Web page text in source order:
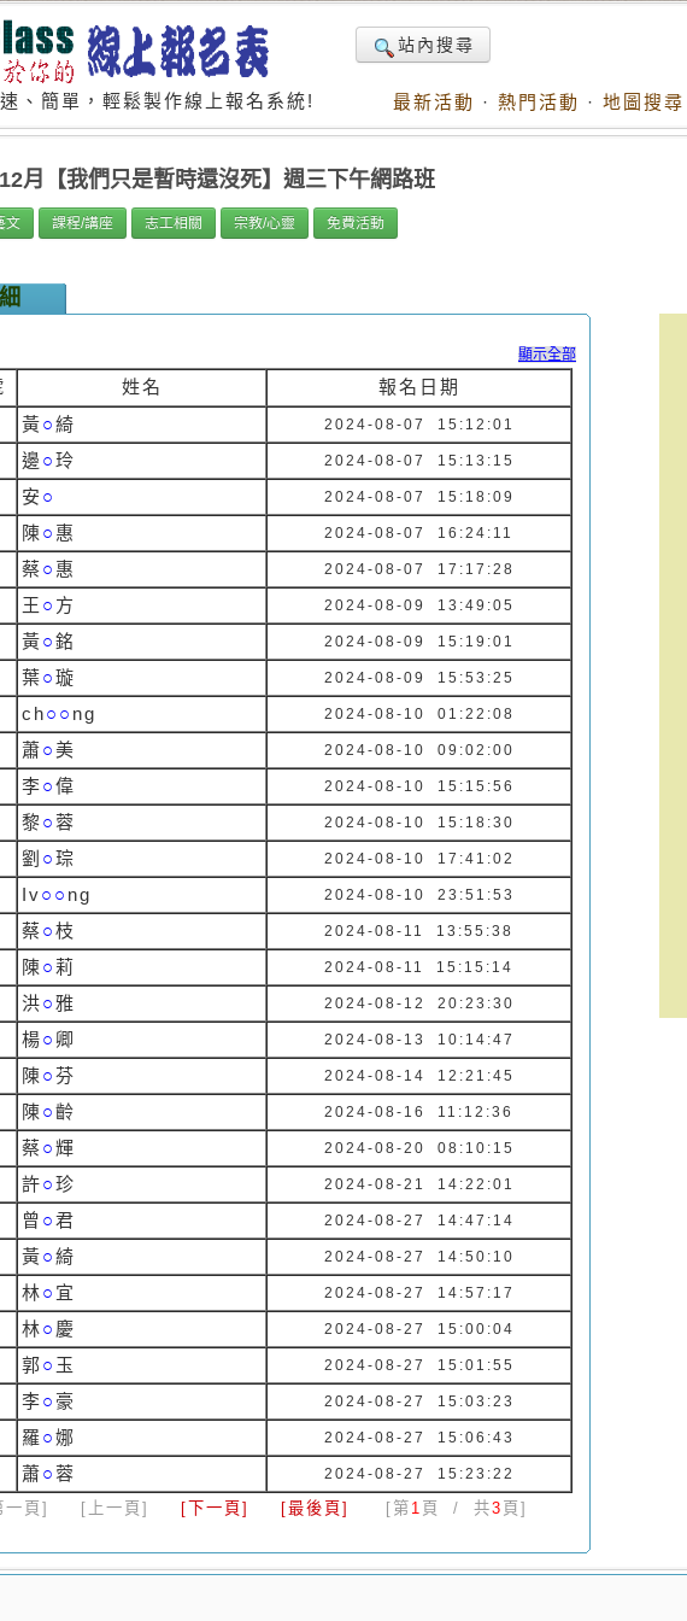
、簡單，輕鬆製作線上報名系統!
站內搜尋
最新活動 · 熱門活動 · 地圖搜尋
月【我們只是暫時還沒死】週三下午網路班
文 課程/講座 志工相關 宗教/心靈 免費活動
顯示全部
姓名
報名日期
黃○綺 2024-08-07 15:12:01
邊 ○玲 2024-08-07 15:13:15
安 ○ 2024-08-07 15:18:09
陳○ 惠 2024-08-07 16:24:11
蔡○ 惠 2024-08-07 17:17:28
王 ○ 方 2024-08-09 13:49:05
黃○銘 2024-08-09 15:19:01
葉○璇 2024-08-09 15:53:25
ch○○ ng 2024-08-10 01:22:08
蕭○美 2024-08-10 09:02:00
李○偉 2024-08-10 15:15:56
黎○ 蓉 2024-08-10 15:18:30
劉 ○琮 2024-08-10 17:41:02
Iv○○ ng 2024-08-10 23:51:53
蔡○枝 2024-08-11 13:55:38
陳○ 莉 2024-08-11 15:15:14
洪○雅 2024-08-12 20:23:30
楊○卿 2024-08-13 10:14:47
陳○芬 2024-08-14 12:21:45
陳○齡 2024-08-16 11:12:36
蔡○輝 2024-08-20 08:10:15
許○珍 2024-08-21 14:22:01
曾 ○君 2024-08-27 14:47:14
黃○綺 2024-08-27 14:50:10
林○ 宜 2024-08-27 14:57:17
林○ 慶 2024-08-27 15:00:04
郭○ 玉 2024-08-27 15:01:55
李○ 豪 2024-08-27 15:03:23
羅 ○娜 2024-08-27 15:06:43
蕭○ 蓉 2024-08-27 15:23:22
一頁] [上一頁] [下一頁] [最後頁] [第 1 頁 / 共3 頁]